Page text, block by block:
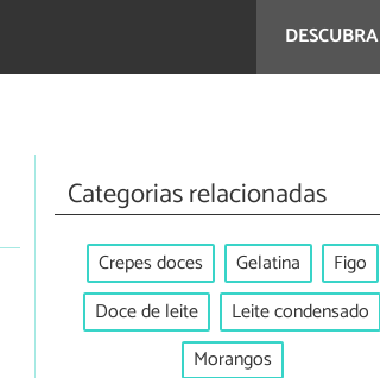
DESCUBRA
Categorias relacionadas
Crepes doces Gelatina
Figo
Doce de leite
Leite condensado
Morangos